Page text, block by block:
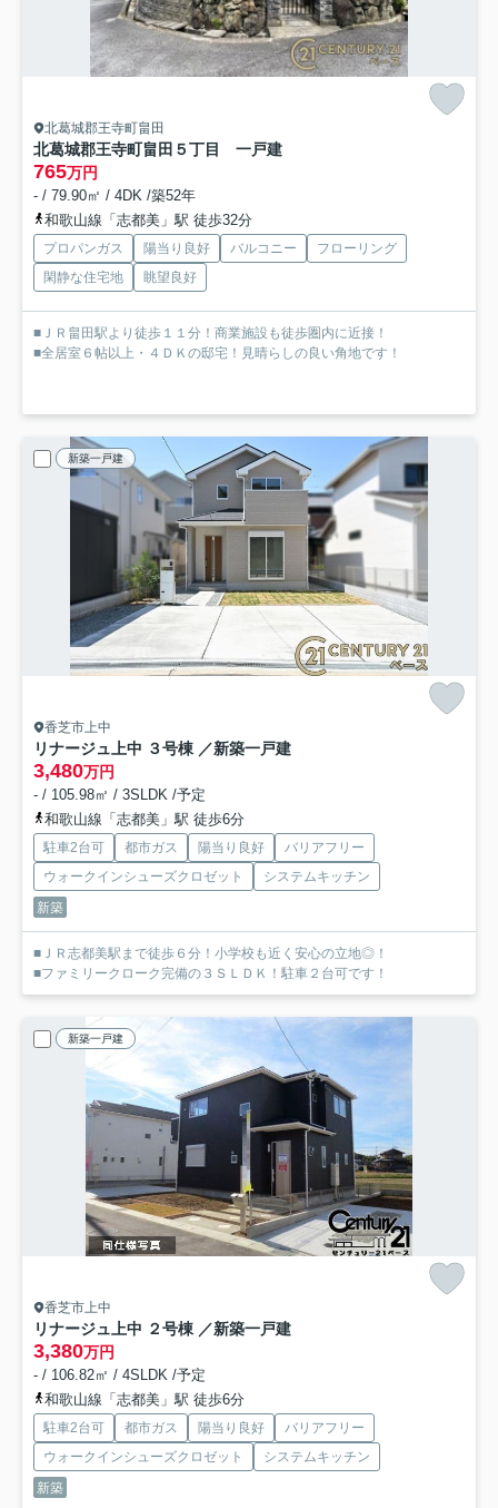
北葛城郡王寺町畠田
北葛城郡王寺町畠田５丁目 一戸建
765万円
- / 79.90㎡ / 4DK /築52年
和歌山線「志都美」駅 徒歩32分
プロパンガス 陽当り良好 バルコニー
フローリング
閑静な住宅地
眺望良好
■ＪＲ畠田駅より徒歩１１分！商業施設も徒歩圏内に近接！
■全居室６帖以上・４ＤＫの邸宅！見晴らしの良い角地です！
新築一戸建
香芝市上中
リナージュ上中 ３号棟 ／新築一戸建
3,480万円
- / 105.98㎡ / 3SLDK /予定
和歌山線「志都美」駅 徒歩6分
駐車2台可 都市ガス 陽当り良好
バリアフリー
ウォークインシューズクロゼット
システムキッチン
新築
■ＪＲ志都美駅まで徒歩６分！小学校も近く安心の立地◎！
■ファミリークローク完備の３ＳＬＤＫ！駐車２台可です！
新築一戸建
香芝市上中
リナージュ上中 ２号棟 ／新築一戸建
3,380万円
- / 106.82㎡ / 4SLDK /予定
和歌山線「志都美」駅 徒歩6分
駐車2台可 都市ガス 陽当り良好
バリアフリー
ウォークインシューズクロゼット
システムキッチン
新築